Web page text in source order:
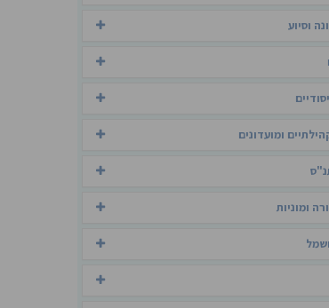
וסיוע
ומועדונים
ומוניות